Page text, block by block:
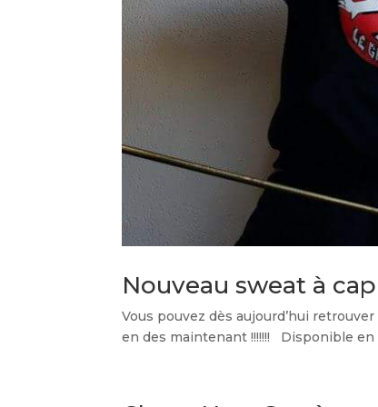
Nouveau sweat à
Vous pouvez dès aujourd’hui
en des maintenant !!!!!!! Disponible en